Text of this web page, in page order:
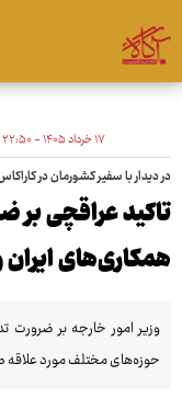
۱۷ خرداد ۱۴۰۵ - ۲۲:۵۰
در دیدار با سفیر کشورمان در
تاکید عراقچی بر
همکاری‌های ایران
وزیر امور خارجه بر ضرورت
حوزه‌های مختلف مورد علاقه